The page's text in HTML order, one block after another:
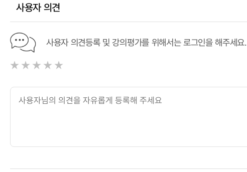
사용자 의견
사용자 의견등록 및 강의평가를 위해서는 로그인을 해주세요.